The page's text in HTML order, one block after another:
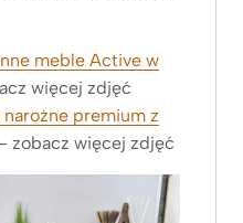
meble Active w
więcej zdjęć
premium z
zobacz więcej zdjęć